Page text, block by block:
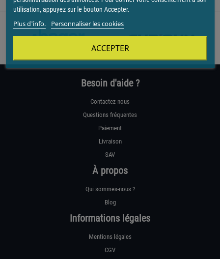
Besoin d'aide ?
Contactez-nous
Questions fréquentes
Paiement
Livraison
SAV
À propos
Qui sommes-nous ?
Blog
Informations légales
Mentions légales
CGV
utilisation, appuyez sur le bouton Accepter.
Plus d'info. Personnaliser les cookies
ACCEPTER